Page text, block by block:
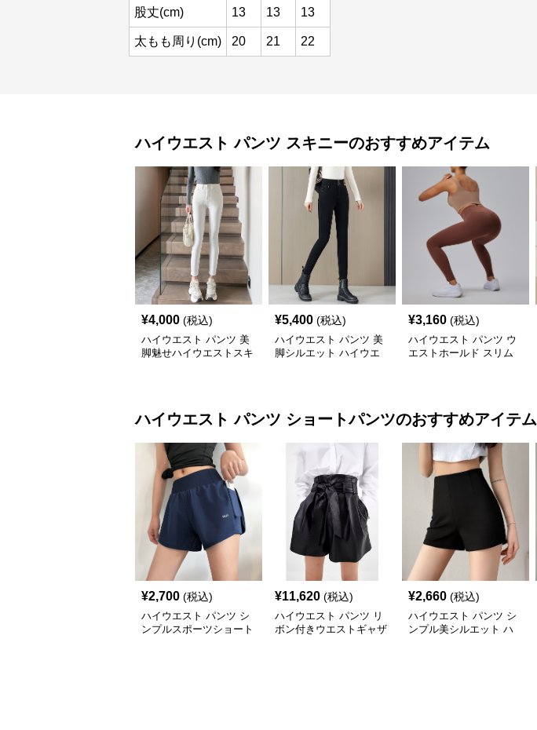
股丈(cm) 13 13 13
太もも周り(cm) 20 21 22
ハイウエスト パンツ スキニーのおすすめアイテム
¥4,000 (税込)
ハイウエスト パンツ 美
脚魅せハイウエストスキ
¥5,400 (税込)
ハイウエスト パンツ 美
脚シルエット ハイウエ
¥3,160 (税込)
ハイウエスト パンツ ウ
エストホールド スリム
ハイウエスト パンツ ショートパンツのおすすめアイテム
¥2,700 (税込)
ハイウエスト パンツ シ
ンプルスポーツショート
¥11,620 (税込)
ハイウエスト パンツ リ
ボン付きウエストギャザ
¥2,660 (税込)
ハイウエスト パンツ シ
ンプル美シルエット ハ